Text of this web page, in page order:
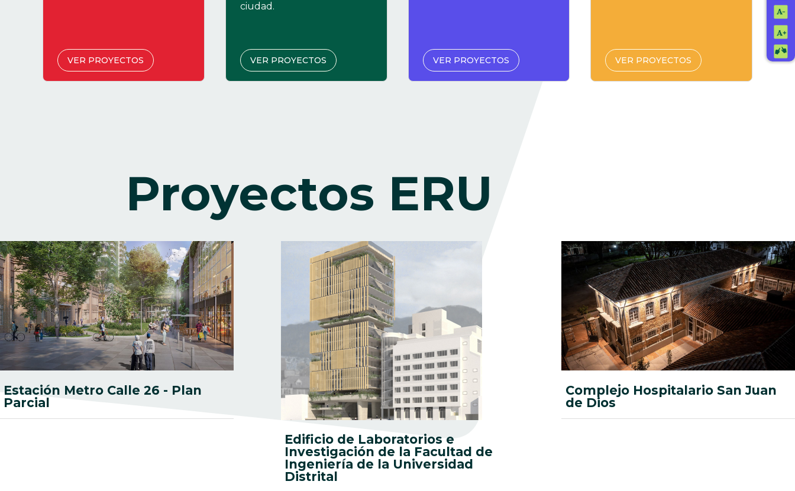
VER PROYECTOS
ciudad.
VER PROYECTOS VER PROYECTOS VER PROYECTOS
Proyectos ERU
Estación Metro Calle 26 - Plan
Parcial
Edificio de Laboratorios e
Investigación de la Facultad de
Ingeniería de la Universidad
Distrital
Complejo Hospitalario San Juan
de Dios